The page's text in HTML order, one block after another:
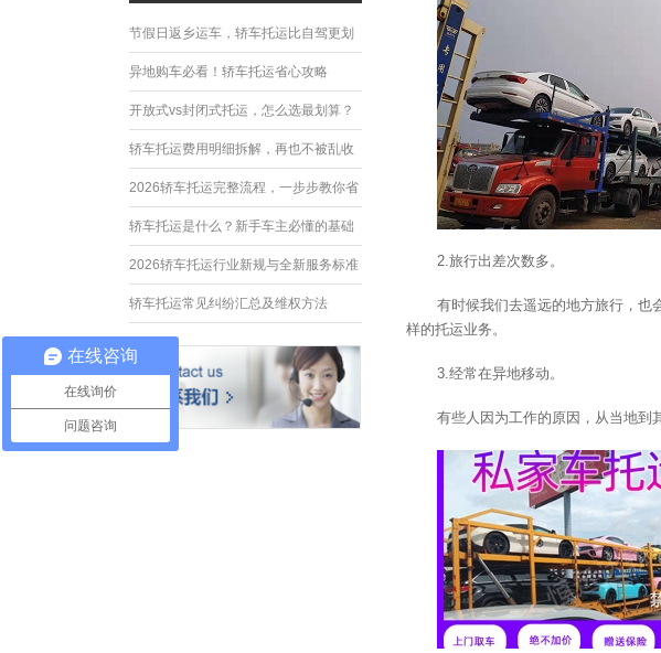
节假日返乡运车，轿车托运比自驾更划
算
异地购车必看！轿车托运省心攻略
开放式vs封闭式托运，怎么选最划算？
轿车托运费用明细拆解，再也不被乱收
费
2026轿车托运完整流程，一步步教你省
心运车
轿车托运是什么？新手车主必懂的基础
常识
2026轿车托运行业新规与全新服务标准
轿车托运常见纠纷汇总及维权方法
2.旅行出差次数多。
有时候我们去遥远的地方旅行，也
样的托运业务。
3.经常在异地移动。
有些人因为工作的原因，从当地到
在线咨询
在线询价
问题咨询